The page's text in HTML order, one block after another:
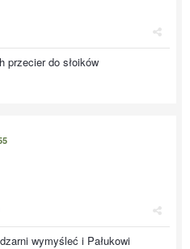
przecier do słoików
wymyśleć i Pałukowi